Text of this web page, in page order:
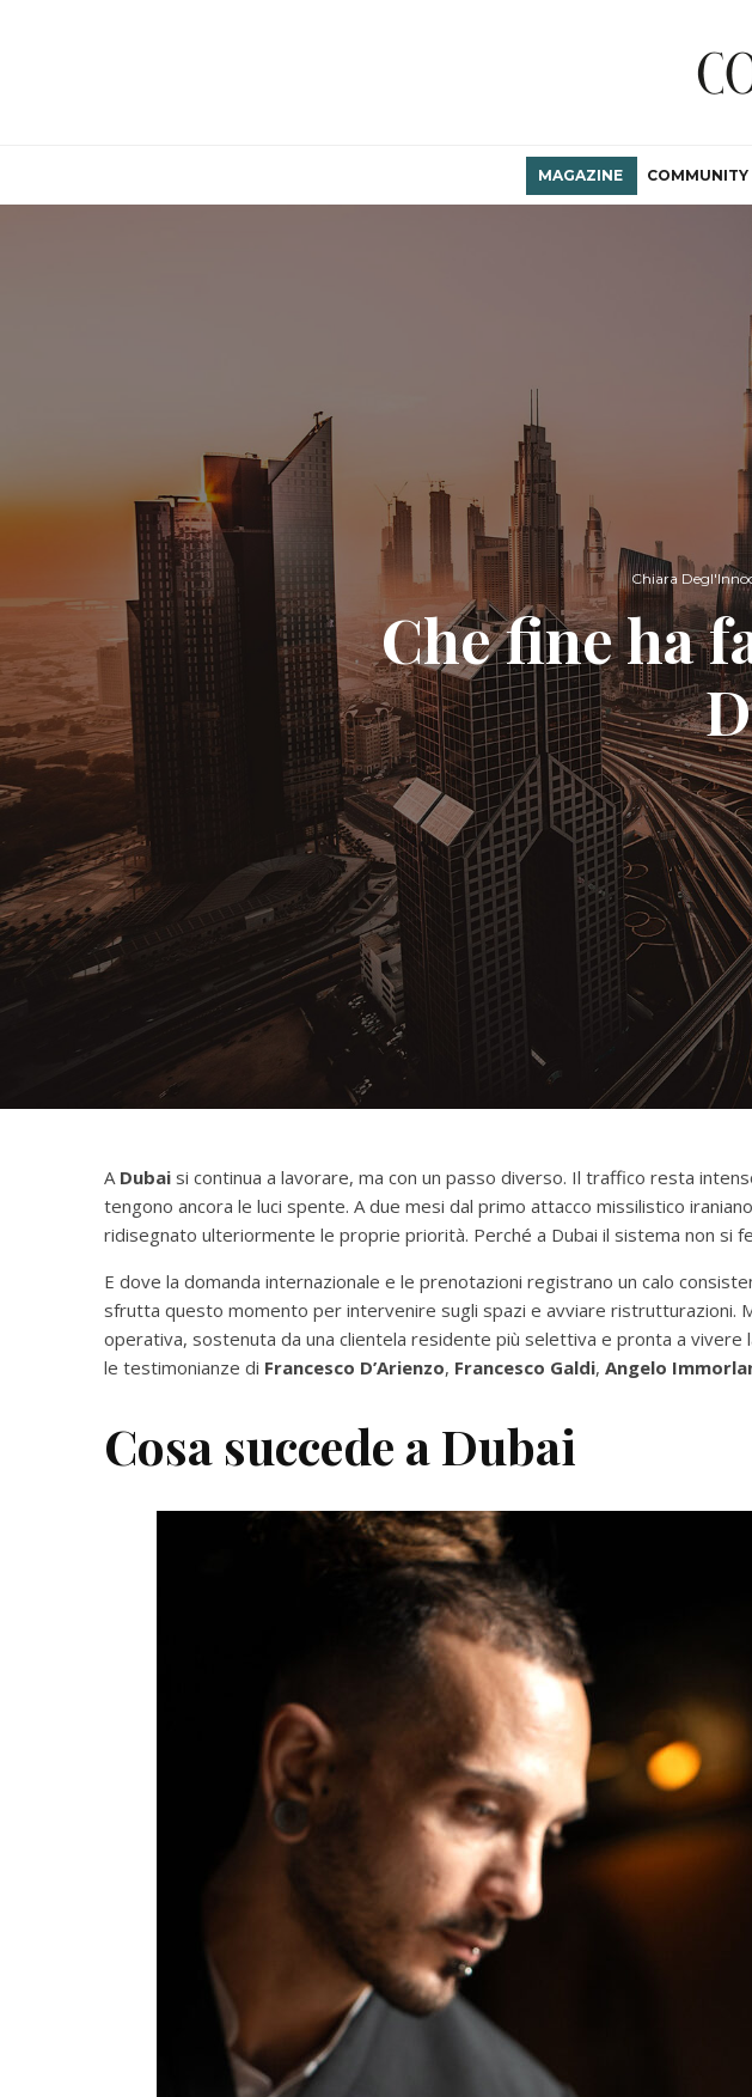
MAGAZINE COMMUNITY
Chiara
Che fine ha
A Dubai si continua a lavorare, ma con un passo diverso. Il traffico resta
tengono ancora le luci spente. A due mesi dal primo attacco missilistico
ridisegnato ulteriormente le proprie priorità. Perché a Dubai il sistema non si
E dove la domanda internazionale e le prenotazioni registrano un calo
sfrutta questo momento per intervenire sugli spazi e avviare ristrutturazioni.
operativa, sostenuta da una clientela residente più selettiva e pronta a vivere
le testimonianze di Francesco D’Arienzo, Francesco Galdi, Angelo
Cosa succede a Dubai